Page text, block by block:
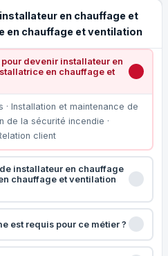
en chauffage et
chauffage et ventilation
devenir installateur en
en chauffage et
Installation et maintenance de
de la sécurité incendie ·
client
installateur en chauffage
chauffage et ventilation
est requis pour ce métier ?